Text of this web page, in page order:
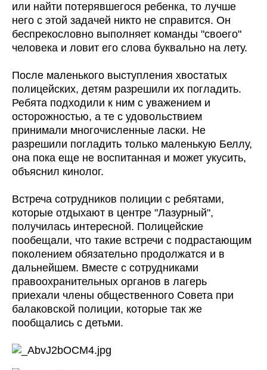
или найти потерявшегося ребенка, то лучше
него с этой задачей никто не справится. Он
беспрекословно выполняет команды "своего"
человека и ловит его слова буквально на лету.
После маленького выступления хвостатых
полицейских, детям разрешили их погладить.
Ребята подходили к ним с уважением и
осторожностью, а те с удовольствием
принимали многочисленные ласки. Не
разрешили погладить только маленькую Беллу,
она пока еще не воспитанная и может укусить,
объяснил кинолог.
Встреча сотрудников полиции с ребятами,
которые отдыхают в центре "Лазурный",
получилась интересной. Полицейские
пообещали, что такие встречи с подрастающим
поколением обязательно продолжатся и в
дальнейшем. Вместе с сотрудниками
правоохранительных органов в лагерь
приехали члены общественного Совета при
балаковской полиции, которые так же
пообщались с детьми.